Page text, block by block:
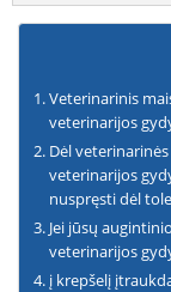
Veterinarinis
veterinarijos
Dėl
veterinarijos
nuspręsti dėl
Jei jūsų
veterinarijos
į krepšelį